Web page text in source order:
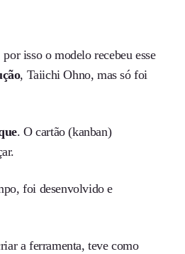
por isso o modelo recebeu esse
, Taiichi Ohno, mas só foi
. O cartão (kanban)
foi desenvolvido e
a ferramenta, teve como